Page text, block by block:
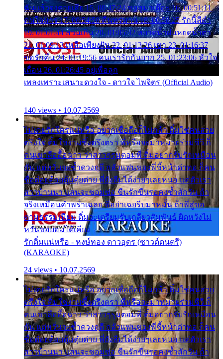
ฉันแล้วจงตายเสีย 15. 00:47:24 ขอสูมาเต๊อะ 16. 00:51:11
คนใจมาร 17. 00:54:50 คืนทรมาน 18. 00:58:25 รักนี้สีดำ
19. 01:01:44 ส่วนเกิน 20. 01:05:42 หยาดน้ำฝนหยดน้ำตา
21. 01:09:13 เหลือเพียงฝัน 22. 01:13:26 เขา 23. 01:16:37
ขอรักคืน 24. 01:19:56 คนเรารักกันยาก 25. 01:23:06 หัวใจ
เถื่อน 26. 01:26:45 อยู่เพื่อลูก
เพลงเพราะเสนาะดวงใจ - ดาวใจ ไพจิตร (Official Audio)
140 views • 10.07.2569
ไม่เคยรักใครแน่หรือ อยากเชื่อถือก็ไม่กล้า ติ๋มใช่คนสวย
ตรึงใจ ติ๋มใช่งามซึ้งตรึงตรา พี่หรือจะมาหมายร่วมชีวี ก็
คนเขาลืออื้อฉาว ว่าสาวๆรุมตอมพี่ ติ๋มอยากรับรักเหมือน
กัน แต่หวั่นจะช้ำดวงฤดี กลัวแฟนของพี่ชี้หน้าด่าทอ ก็คน
ชื่อต๋อยต้อยตุ้มตุ๋ยต่าย พี่ยังลืมได้ง่ายๆเลยหนอ แค่ตัวเรา
สาวบ้านนา แสนจะซอมซ่อ ขืนรักขืนรอคงช้ำสักวัน ถ้า
จริงเหมือนคำพร่ำเฉลย พี่อย่าเฉยรีบมาหมั้น ถ้าพี่สู่ขอ
ตามธรรมเนียม ติ๋มจะเตรียมรับเกลียวสัมพันธ์ ผิดหวังไม่
หวั่นขอยอมได้เคียง
รักติ๋มแน่หรือ - หงษ์ทอง ดาวอุดร (ซาวด์ดนตรี)
(KARAOKE)
24 views • 10.07.2569
ไม่เคยรักใครแน่หรือ อยากเชื่อถือก็ไม่กล้า ติ๋มใช่คนสวย
ตรึงใจ ติ๋มใช่งามซึ้งตรึงตรา พี่หรือจะมาหมายร่วมชีวี ก็
คนเขาลืออื้อฉาว ว่าสาวๆรุมตอมพี่ ติ๋มอยากรับรักเหมือน
กัน แต่หวั่นจะช้ำดวงฤดี กลัวแฟนของพี่ชี้หน้าด่าทอ ก็คน
ชื่อต๋อยต้อยตุ้มตุ๋ยต่าย พี่ยังลืมได้ง่ายๆเลยหนอ แค่ตัวเรา
สาวบ้านนา แสนจะซอมซ่อ ขืนรักขืนรอคงช้ำสักวัน ถ้า